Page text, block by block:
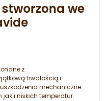
we
z
trwałością i
mechaniczne
jak i niskich temperatur.